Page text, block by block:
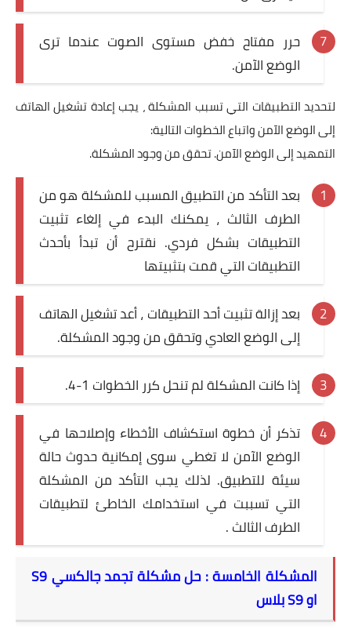
حرر مفتاح خفض مستوى الصوت عندما ترى
الوضع الآمن.
لتحديد التطبيقات التي تسبب المشكلة ، يجب إعادة تشغيل الهاتف
إلى الوضع الآمن واتباع الخطوات التالية:
التمهيد إلى الوضع الآمن. تحقق من وجود المشكلة.
بعد التأكد من التطبيق المسبب للمشكلة هو من
الطرف الثالث ، يمكنك البدء في إلغاء تثبيت
التطبيقات بشكل فردي. نقترح أن تبدأ بأحدث
التطبيقات التي قمت بتثبيتها
بعد إزالة تثبيت أحد التطبيقات ، أعد تشغيل الهاتف
إلى الوضع العادي وتحقق من وجود المشكلة.
إذا كانت المشكلة لم تنحل كرر الخطوات 1-4.
تذكر أن خطوة استكشاف الأخطاء وإصلاحها في
الوضع الآمن لا تغطي سوى إمكانية حدوث حالة
سيئة للتطبيق. لذلك يجب التأكد من المشكلة
التي تسببت في استخدامك الخاطئ لتطبيقات
الطرف الثالث .
المشكلة الخامسة : حل مشكلة تجمد جالكسي S9
او S9 بلاس